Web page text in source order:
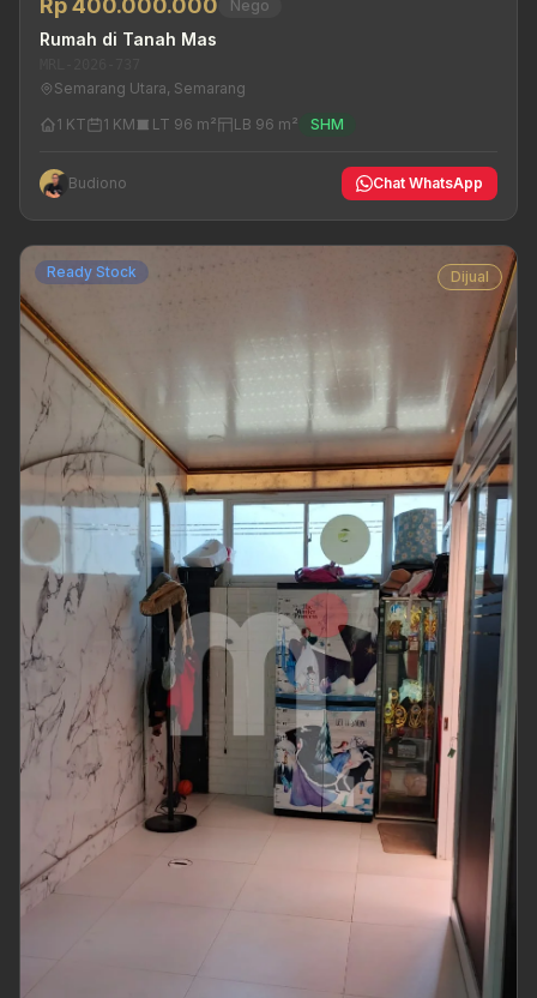
Rp 400.000.000 Nego
Rumah di Tanah Mas
Semarang Utara, Semarang
1 KT
1 KM LT 96 m² LB 96 m² SHM
Budiono Chat WhatsApp
Ready Stock Dijual